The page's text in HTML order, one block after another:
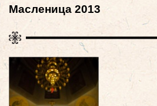
Масленица 2013